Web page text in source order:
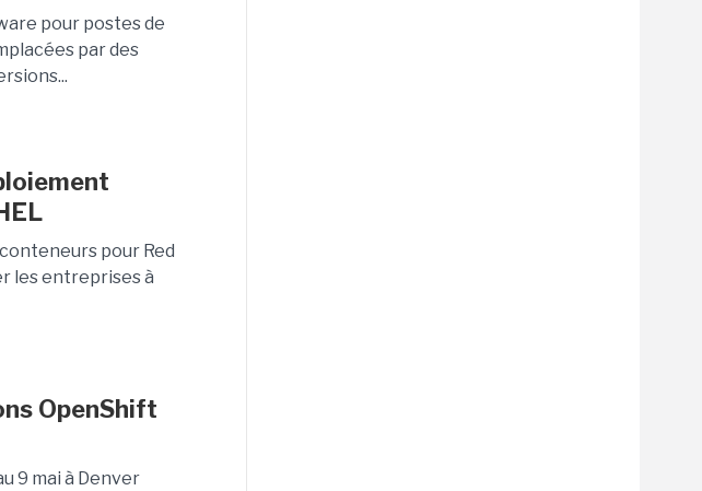
pour postes de
par des
pour Red
les entreprises à
OpenShift
9 mai à Denver